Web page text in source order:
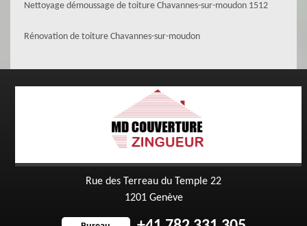
Nettoyage démoussage de toiture Chavannes-sur-moudon 1512
Rénovation de toiture Chavannes-sur-moudon
Rue des Terreau du Temple 22
1201 Genève